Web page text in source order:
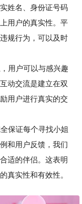
姓名、身份证号码
用户的真实性。平
规行为，可以及时
用户可以与感兴趣
动交流是建立在双
用户进行真实的交
保证每个寻找小姐
和用户反馈，我们
适的伴侣。这表明
真实性和有效性。